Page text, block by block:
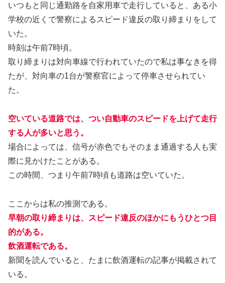
いつもと同じ通勤路を自家用車で走行していると、ある小
学校の近くで警察によるスピード違反の取り締まりをして
いた。
時刻は午前7時頃。
取り締まりは対向車線で行われていたので私は事なきを得
たが、対向車の1台が警察官によって停車させられてい
た。
空いている道路では、つい自動車のスピードを上げて走行
する人が多いと思う。
場合によっては、信号が赤色でもそのまま通過する人も実
際に見かけたことがある。
この時間、つまり午前7時頃も道路は空いていた。
ここからは私の推測である。
早朝の取り締まりは、スピード違反のほかにもうひとつ目
的がある。
飲酒運転である。
新聞を読んでいると、たまに飲酒運転の記事が掲載されて
いる。